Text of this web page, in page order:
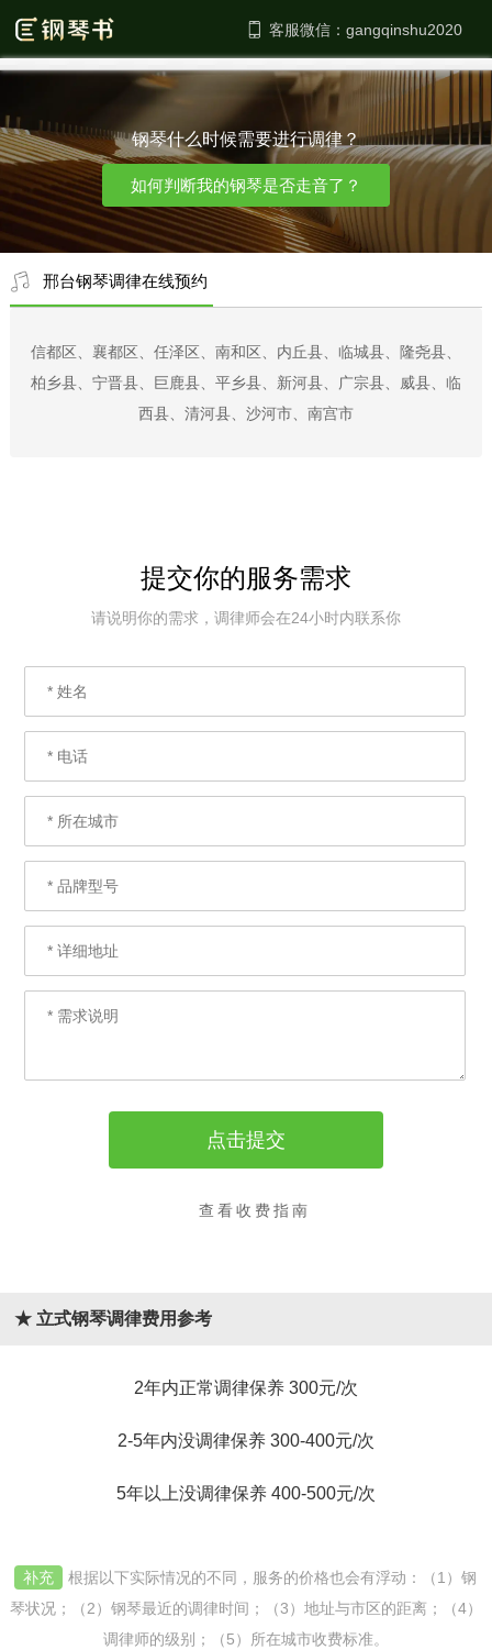
客服微信：
钢琴什么时候需要进行调律？
如何判断我的钢琴是否走音了？
邢台钢琴调律在线预约
信都区、襄都区、任泽区、南和区、内丘县、临城县、隆尧县、
柏乡县、宁晋县、巨鹿县、平乡县、新河县、广宗县、威县、临
西县、清河县、沙河市、南宫市
提交你的服务需求
请说明你的需求，调律师会在24小时内联系你
查看收费指南
★ 立式钢琴调律费用参考
2年内正常调律保养 300元/次
2-5年内没调律保养 300-400元/次
5年以上没调律保养 400-500元/次
补充
根据以下实际情况的不同，服务的价格也会有浮动：（1）钢
琴状况；（2）钢琴最近的调律时间；（3）地址与市区的距离；（4）
调律师的级别；（5）所在城市收费标准。